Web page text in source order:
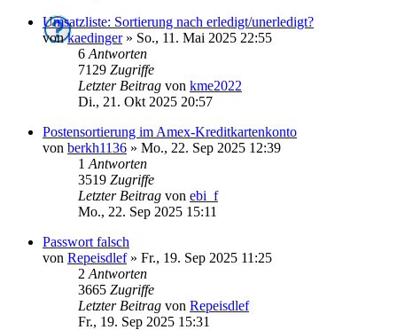
Umsatzliste: Sortierung nach erledigt/unerledigt?
vonkaedinger» So., 11. Mai 2025 22:55
6 Antworten
7129 Zugriffe
Letzter Beitrag von kme2022
Di., 21. Okt 2025 20:57
Postensortierung im Amex-Kreditkartenkonto
von berkh1136 » Mo., 22. Sep 2025 12:39
1 Antworten
3519 Zugriffe
Letzter Beitrag von ebi_f
Mo., 22. Sep 2025 15:11
Passwort falsch
von Repeisdlef» Fr., 19. Sep 2025 11:25
2 Antworten
3665 Zugriffe
Letzter Beitrag von Repeisdlef
Fr., 19. Sep 2025 15:31